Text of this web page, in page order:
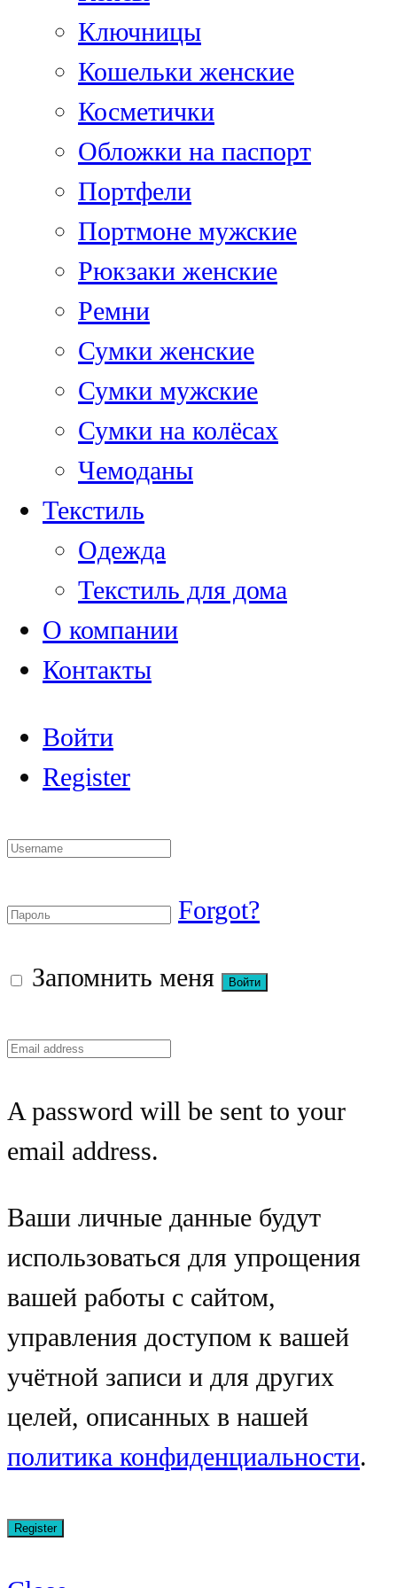
Ключницы
Кошельки женские
Косметички
Обложки на паспорт
Портфели
Портмоне мужские
Рюкзаки женские
Ремни
Сумки женские
Сумки мужские
Сумки на колёсах
Чемоданы
Текстиль
Одежда
Текстиль для дома
О компании
Контакты
Войти
Register
Forgot?
Запомнить меня
A password will be sent to your
email address.
Ваши личные данные будут
использоваться для упрощения
вашей работы с сайтом,
управления доступом к вашей
учётной записи и для других
целей, описанных в нашей
политика конфиденциальности.